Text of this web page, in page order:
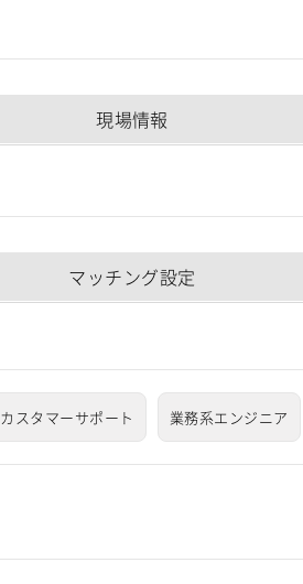
現場情報
マッチング設定
カスタマーサポート 業務系エンジニア